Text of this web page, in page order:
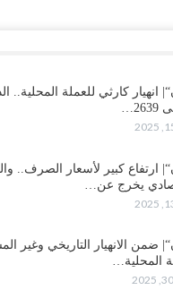
انهيار كارثي للعملة المحلية..
ارتفاع كبير لأسعار الصرف..
يخرج عن…
ضمن الانهيار التاريخي وغير
المحلية…